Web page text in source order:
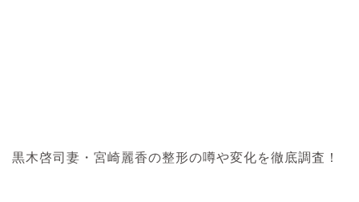
黒木啓司妻・宮崎麗香の整形の噂や変化を徹底調査！